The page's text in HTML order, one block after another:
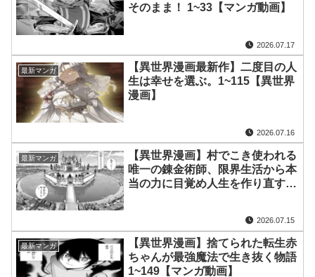
そのまま！ 1~33【マンガ動画】
2026.07.17
最新マンガ
【異世界漫画最新作】二度目の人
生は幸せを選ぶ。1~115【異世界
漫画】
2026.07.16
最新マンガ
【異世界漫画】村でこき使われる
唯一の錬金術師、限界生活から本
当の力に目覚め人生を作り直す件
2026.07.15
最新マンガ
【異世界漫画】捨てられた転生赤
ちゃんが最強魔法で生き抜く物語
1~149【マンガ動画】